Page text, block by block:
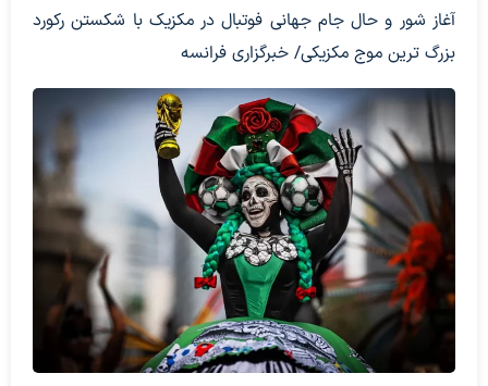
آغاز شور و حال جام جهانی فوتبال در مکزیک با شکستن رکورد
بزرگ ترین موج مکزیکی/ خبرگزاری فرانسه